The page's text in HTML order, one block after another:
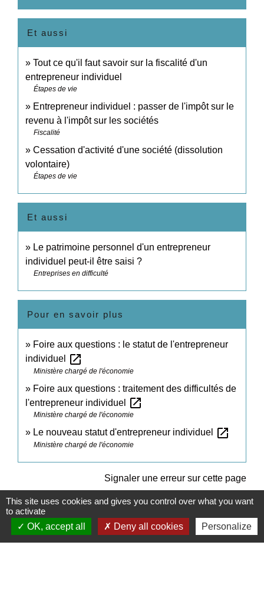
Et aussi
Tout ce qu'il faut savoir sur la fiscalité d'un
entrepreneur individuel
Étapes de vie
Entrepreneur individuel : passer de l'impôt sur le
revenu à l'impôt sur les sociétés
Fiscalité
Cessation d'activité d'une société (dissolution
volontaire)
Étapes de vie
Et aussi
Le patrimoine personnel d'un entrepreneur
individuel peut-il être saisi ?
Entreprises en difficulté
Pour en savoir plus
Foire aux questions : le statut de l'entrepreneur
individuel
open_in_new
Ministère chargé de l'économie
Foire aux questions : traitement des difficultés de
l'entrepreneur individuel
open_in_new
Ministère chargé de l'économie
Le nouveau statut d'entrepreneur individuel open_in_new
Ministère chargé de l'économie
Signaler une erreur sur cette page
This site uses cookies and gives you control over what you want
to activate
OK, accept all
Deny all cookies Personalize